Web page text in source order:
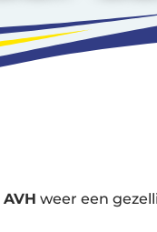
AVH weer een